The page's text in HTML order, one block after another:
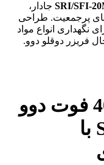
جادار،
پرجمعیت. طراحی
نگهداری انواع مواد
فریزر دوقلو دوو.
یخچال فریزر دوقلو 40 فوت دوو
مدل SRI/SFI-20MW با